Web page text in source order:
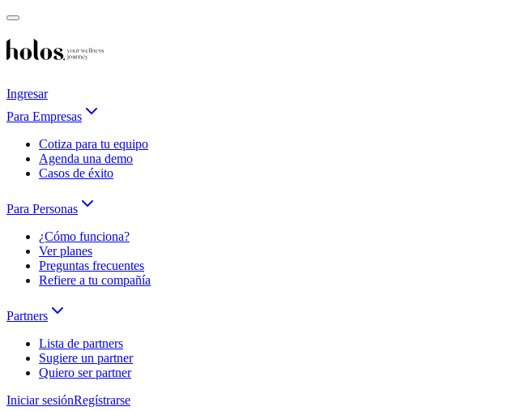
Ingresar
Para Empresas
Cotiza para tu equipo
Agenda una demo
Casos de éxito
Para Personas
¿Cómo funciona?
Ver planes
Preguntas frecuentes
Refiere a tu compañía
Partners
Lista de partners
Sugiere un partner
Quiero ser partner
Iniciar sesiónRegístrarse